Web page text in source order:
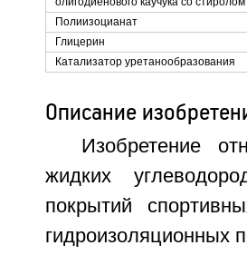
Полиизоцианат
Глицерин
Катализатор уретанообразования
Описание
Изобретение
жидких
покрытий
гидроизоляционных